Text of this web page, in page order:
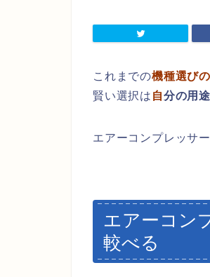
これまでの機種選び
賢い選択は 自分の用
エアーコンプレッサ
エアーコン
較べる